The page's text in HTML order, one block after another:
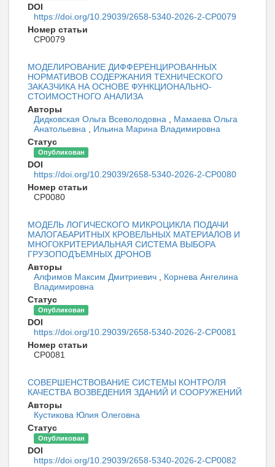
DOI
https://doi.org/10.29039/2658-5340-2026-2-CP0079
Номер статьи
CP0079
МОДЕЛИРОВАНИЕ ДИФФЕРЕНЦИРОВАННЫХ
НОРМАТИВОВ СОДЕРЖАНИЯ ТЕХНИЧЕСКОГО
ЗАКАЗЧИКА НА ОСНОВЕ ФУНКЦИОНАЛЬНО-
СТОИМОСТНОГО АНАЛИЗА
Авторы
Дидковская Ольга Всеволодовна
Мамаева Ольга
Анатольевна
Ильина Марина Владимировна
Статус
Опубликован
DOI
https://doi.org/10.29039/2658-5340-2026-2-CP0080
Номер статьи
CP0080
МОДЕЛЬ ЛОГИЧЕСКОГО МИКРОЦИКЛА ПОДАЧИ
МАЛОГАБАРИТНЫХ КРОВЕЛЬНЫХ МАТЕРИАЛОВ И
МНОГОКРИТЕРИАЛЬНАЯ СИСТЕМА ВЫБОРА
ГРУЗОПОДЪЕМНЫХ ДРОНОВ
Авторы
Алфимов Максим Дмитриевич
Корнева Ангелина
Владимировна
Статус
Опубликован
DOI
https://doi.org/10.29039/2658-5340-2026-2-CP0081
Номер статьи
CP0081
СОВЕРШЕНСТВОВАНИЕ СИСТЕМЫ КОНТРОЛЯ
КАЧЕСТВА ВОЗВЕДЕНИЯ ЗДАНИЙ И СООРУЖЕНИЙ
Авторы
Кустикова Юлия Олеговна
Статус
Опубликован
DOI
https://doi.org/10.29039/2658-5340-2026-2-CP0082